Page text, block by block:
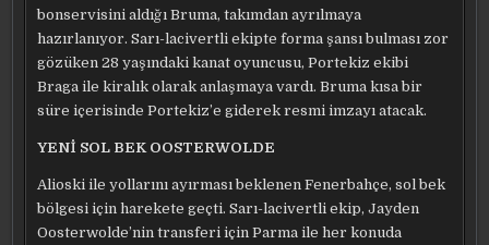
bonservisini aldığı Bruma, takımdan ayrılmaya
hazırlanıyor. Sarı-lacivertli ekipte forma şansı bulması zor
gözüken 28 yaşındaki kanat oyuncusu, Portekiz ekibi
Braga ile kiralık olarak anlaşmaya vardı. Bruma kısa bir
süre içerisinde Portekiz’e giderek resmi imzayı atacak.
YENİ SOL BEK OOSTERWOLDE
Alioski ile yollarını ayırması beklenen Fenerbahçe, sol bek
bölgesi için harekete geçti. Sarı-lacivertli ekip, Jayden
Oosterwolde’nin transferi için Parma ile her konuda